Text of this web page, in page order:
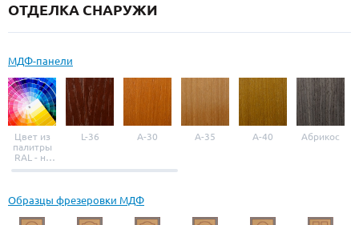
ОТДЕЛКА СНАРУЖИ
МДФ-панели
Цвет из
палитры
RAL - на
выбор
L-36 A-30 A-35 A-40 Абрикос
Образцы фрезеровки МДФ